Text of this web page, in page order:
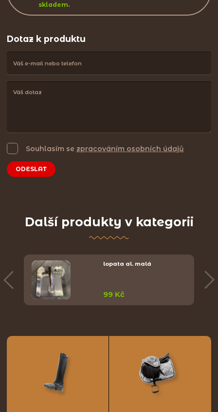
skladem.
Dotaz k produktu
Souhlasím se zpracováním osobních údajů
ODESLAT
Další produkty v kategorii
lopata al. malá
99 Kč